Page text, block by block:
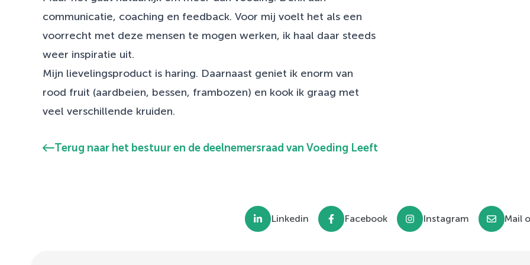
communicatie, coaching en feedback. Voor mij voelt het als een
voorrecht met deze mensen te mogen werken, ik haal daar steeds
weer inspiratie uit.
Mijn lievelingsproduct is haring. Daarnaast geniet ik enorm van
rood fruit (aardbeien, bessen, frambozen) en kook ik graag met
veel verschillende kruiden.
Terug naar het bestuur en de deelnemersraad van Voeding Leeft
Linkedin Facebook Instagram Mail